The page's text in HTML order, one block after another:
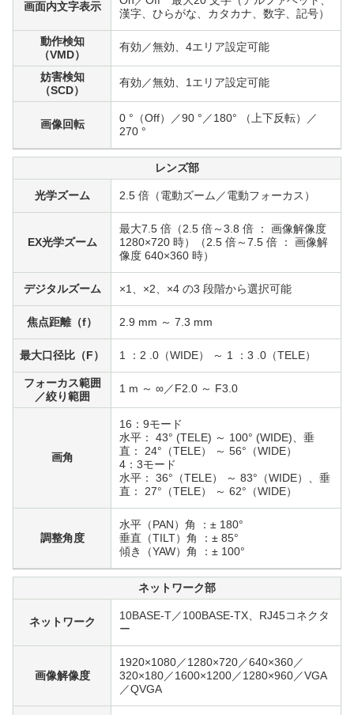
画面内文字表示
漢字、ひらがな、カタカナ、数字、記号）
動作検知
（VMD）
有効／無効、4エリア設定可能
妨害検知
（SCD）
有効／無効、1エリア設定可能
画像回転
0 °（Off）／90 °／180° （上下反転）／
270 °
レンズ部
光学ズーム 2.5 倍（電動ズーム／電動フォーカス）
EX光学ズーム
最大7.5 倍（2.5 倍～3.8 倍 ： 画像解像度
1280×720 時）（2.5 倍～7.5 倍 ： 画像解
像度 640×360 時）
デジタルズーム ×1、×2、×4 の3 段階から選択可能
焦点距離（f） 2.9 mm ～ 7.3 mm
最大口径比（F） 1 ：2 .0（WIDE） ～ 1 ：3 .0（TELE）
フォーカス範囲
／絞り範囲
1 m ～ ∞／F2.0 ～ F3.0
画角
16：9モード
水平： 43° (TELE) ～ 100° (WIDE)、垂
直： 24°（TELE） ～ 56°（WIDE）
4：3モード
水平： 36°（TELE） ～ 83°（WIDE）、垂
直： 27°（TELE） ～ 62°（WIDE）
調整角度
水平（PAN）角 ：± 180°
垂直（TILT）角 ：± 85°
傾き（YAW）角 ：± 100°
ネットワーク部
ネットワーク
10BASE-T／100BASE-TX、RJ45コネクタ
ー
画像解像度
1920×1080／1280×720／640×360／
320×180／1600×1200／1280×960／VGA
／QVGA